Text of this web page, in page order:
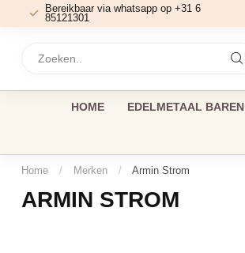
Bereikbaar via whatsapp op +31 6
85121301
HOME EDELMETAAL BAREN
Home / Merken / Armin Strom
ARMIN STROM